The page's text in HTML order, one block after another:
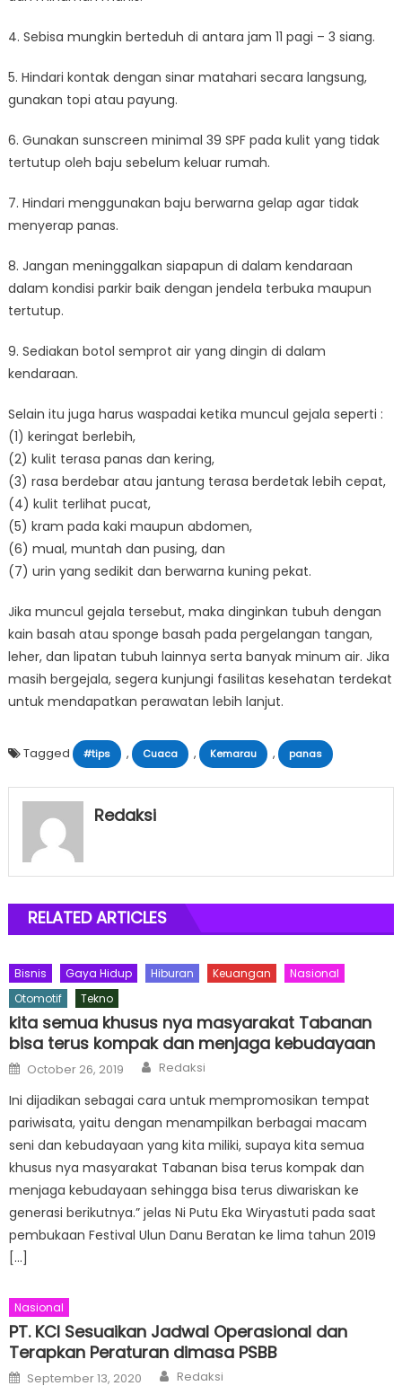
4. Sebisa mungkin berteduh di antara jam 11 pagi – 3 siang.
5. Hindari kontak dengan sinar matahari secara langsung,
gunakan topi atau payung.
6. Gunakan sunscreen minimal 39 SPF pada kulit yang tidak
tertutup oleh baju sebelum keluar rumah.
7. Hindari menggunakan baju berwarna gelap agar tidak
menyerap panas.
8. Jangan meninggalkan siapapun di dalam kendaraan
dalam kondisi parkir baik dengan jendela terbuka maupun
tertutup.
9. Sediakan botol semprot air yang dingin di dalam
kendaraan.
Selain itu juga harus waspadai ketika muncul gejala seperti :
(1) keringat berlebih,
(2) kulit terasa panas dan kering,
(3) rasa berdebar atau jantung terasa berdetak lebih cepat,
(4) kulit terlihat pucat,
(5) kram pada kaki maupun abdomen,
(6) mual, muntah dan pusing, dan
(7) urin yang sedikit dan berwarna kuning pekat.
Jika muncul gejala tersebut, maka dinginkan tubuh dengan
kain basah atau sponge basah pada pergelangan tangan,
leher, dan lipatan tubuh lainnya serta banyak minum air. Jika
masih bergejala, segera kunjungi fasilitas kesehatan terdekat
untuk mendapatkan perawatan lebih lanjut.
Tagged #tips , Cuaca , Kemarau , panas
Redaksi
RELATED ARTICLES
Bisnis Gaya Hidup Hiburan Keuangan
Nasional
Otomotif
Tekno
kita semua khusus nya masyarakat Tabanan
bisa terus kompak dan menjaga kebudayaan
Posted
on
October 26, 2019 Author
Redaksi
Ini dijadikan sebagai cara untuk mempromosikan tempat
pariwisata, yaitu dengan menampilkan berbagai macam
seni dan kebudayaan yang kita miliki, supaya kita semua
khusus nya masyarakat Tabanan bisa terus kompak dan
menjaga kebudayaan sehingga bisa terus diwariskan ke
generasi berikutnya.” jelas Ni Putu Eka Wiryastuti pada saat
pembukaan Festival Ulun Danu Beratan ke lima tahun 2019
[…]
Nasional
PT. KCI Sesuaikan Jadwal Operasional dan
Terapkan Peraturan dimasa PSBB
Posted
September 13, 2020 Author
Redaksi